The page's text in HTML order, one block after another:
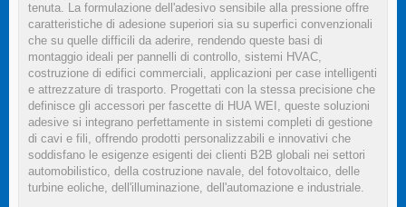
tenuta. La formulazione dell'adesivo sensibile alla pressione offre
caratteristiche di adesione superiori sia su superfici convenzionali
che su quelle difficili da aderire, rendendo queste basi di
montaggio ideali per pannelli di controllo, sistemi HVAC,
costruzione di edifici commerciali, applicazioni per case intelligenti
e attrezzature di trasporto. Progettati con la stessa precisione che
definisce gli accessori per fascette di HUA WEI, queste soluzioni
adesive si integrano perfettamente in sistemi completi di gestione
di cavi e fili, offrendo prodotti personalizzabili e innovativi che
soddisfano le esigenze esigenti dei clienti B2B globali nei settori
automobilistico, della costruzione navale, del fotovoltaico, delle
turbine eoliche, dell'illuminazione, dell'automazione e industriale.